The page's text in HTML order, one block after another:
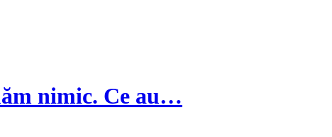
nimic. Ce au…